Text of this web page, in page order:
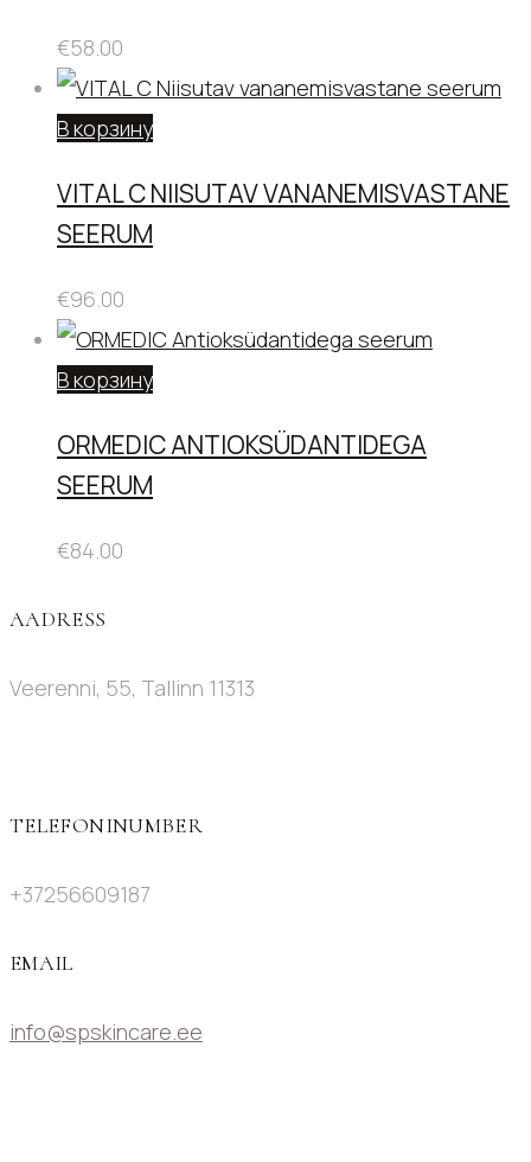
€58.00
В корзину
VITAL C NIISUTAV VANANEMISVASTANE
SEERUM
€96.00
В корзину
ORMEDIC ANTIOKSÜDANTIDEGA
SEERUM
€84.00
AADRESS
Veerenni, 55, Tallinn 11313
TELEFONINUMBER
+37256609187
EMAIL
info@spskincare.ee